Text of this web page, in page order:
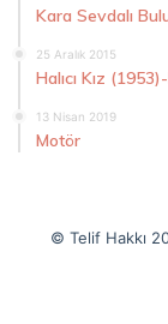
Kara Sevdalı
25 Aralık 2015
Halıcı Kız
13 Nisan 2019
Motör
© Telif Hakkı